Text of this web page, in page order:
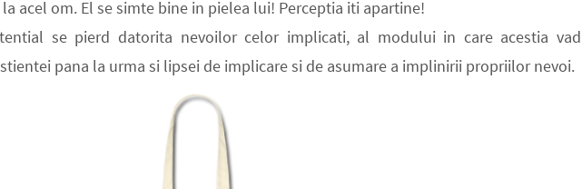
acel om. El se simte bine in pielea lui! Perceptia iti apartine!
se pierd datorita nevoilor celor implicati, al modului in care acestia vad
pana la urma si lipsei de implicare si de asumare a implinirii propriilor nevoi.